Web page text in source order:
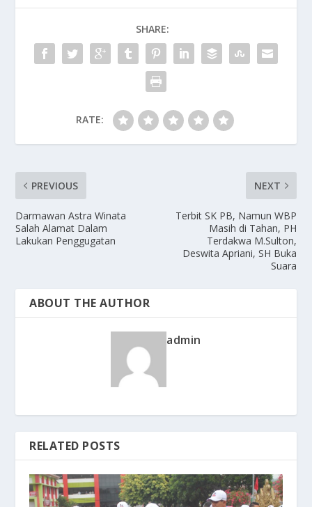
SHARE:
RATE:
PREVIOUS
Darmawan Astra Winata
Salah Alamat Dalam
Lakukan Penggugatan
NEXT
Terbit SK PB, Namun WBP
Masih di Tahan, PH
Terdakwa M.Sulton,
Deswita Apriani, SH Buka
Suara
ABOUT THE AUTHOR
admin
RELATED POSTS